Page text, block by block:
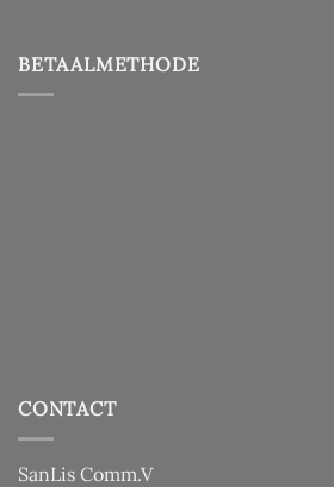
BETAALMETHODE
CONTACT
SanLis Comm.V